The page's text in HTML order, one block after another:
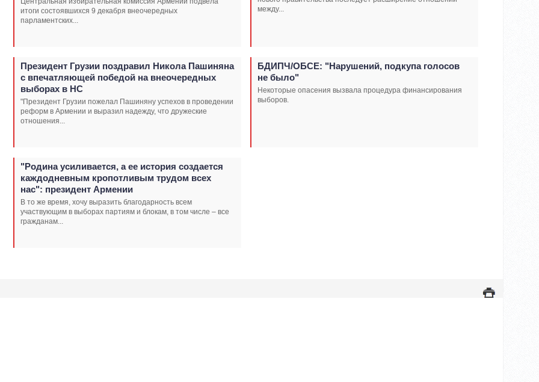
итоги состоявшихся 9 декабря внеочередных
парламентских...
между...
Президент Грузии поздравил Никола Пашиняна
с впечатляющей победой на внеочередных
выборах в НС
"Президент Грузии пожелал Пашиняну успехов в проведении
реформ в Армении и выразил надежду, что дружеские
отношения...
БДИПЧ/ОБСЕ: "Нарушений, подкупа голосов
не было"
Некоторые опасения вызвала процедура финансирования
выборов.
"Родина усиливается, а ее история создается
каждодневным кропотливым трудом всех
нас": президент Армении
В то же время, хочу выразить благодарность всем
участвующим в выборах партиям и блокам, в том числе – все
гражданам...